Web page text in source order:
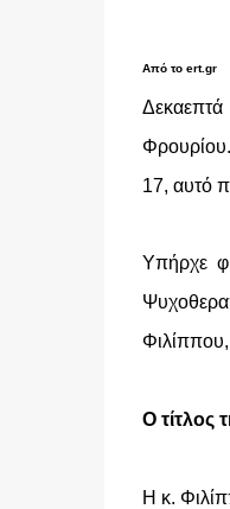
Από το ert.gr
17, αυτό
Υπήρχε
Ο τίτλος
Η κ.